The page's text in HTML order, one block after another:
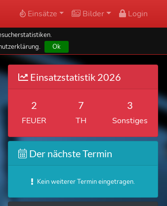
Einsätze Bilder Login
Ok
Einsatzstatistik 2026
2
FEUER
7
TH
3
Sonstiges
Der nächste Termin
Kein weiterer Termin eingetragen.